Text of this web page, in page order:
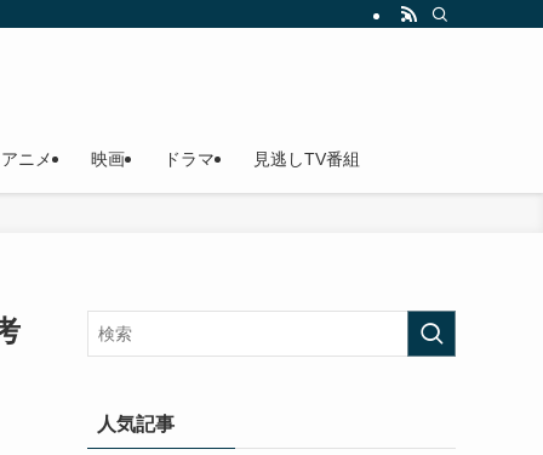
アニメ 映画 ドラマ 見逃しTV番組
人気記事